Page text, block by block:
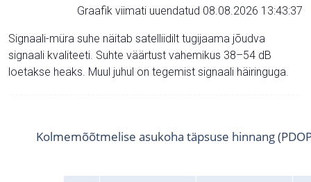
Graafik viimati uuendatud 08.08.2026 13:43:37
Signaali-müra suhe näitab satelliidilt tugijaama jõudva
signaali kvaliteeti. Suhte väärtust vahemikus 38–54 dB
loetakse heaks. Muul juhul on tegemist signaali häiringuga.
Kolmemõõtmelise asukoha täpsuse hinnang